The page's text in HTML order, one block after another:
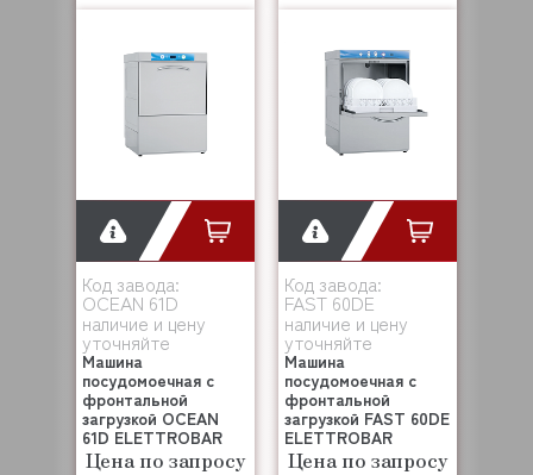
Код завода:
OCEAN 61D
наличие и цену
уточняйте
Машина
посудомоечная с
фронтальной
загрузкой OCEAN
61D ELETTROBAR
Цена по запросу
Код завода:
FAST 60DE
наличие и цену
уточняйте
Машина
посудомоечная с
фронтальной
загрузкой FAST 60DE
ELETTROBAR
Цена по запросу